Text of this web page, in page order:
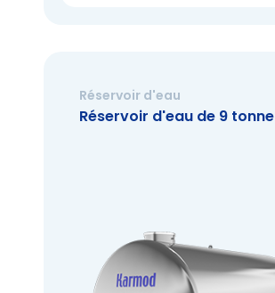
Réservoir d'eau
Réservoir d'eau de 9 tonne